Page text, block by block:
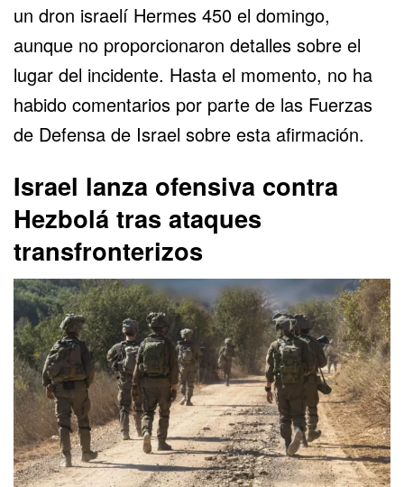
un dron israelí Hermes 450 el domingo,
aunque no proporcionaron detalles sobre el
lugar del incidente. Hasta el momento, no ha
habido comentarios por parte de las Fuerzas
de Defensa de Israel sobre esta afirmación.
Israel lanza ofensiva contra
Hezbolá tras ataques
transfronterizos